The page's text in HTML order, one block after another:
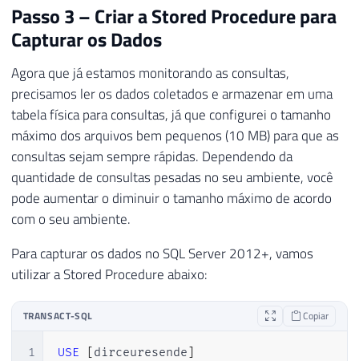
Passo 3 – Criar a Stored Procedure para
Capturar os Dados
Agora que já estamos monitorando as consultas,
precisamos ler os dados coletados e armazenar em uma
tabela física para consultas, já que configurei o tamanho
máximo dos arquivos bem pequenos (10 MB) para que as
consultas sejam sempre rápidas. Dependendo da
quantidade de consultas pesadas no seu ambiente, você
pode aumentar o diminuir o tamanho máximo de acordo
com o seu ambiente.
Para capturar os dados no SQL Server 2012+, vamos
utilizar a Stored Procedure abaixo:
TRANSACT-SQL Copiar
1
USE [dirceuresende]